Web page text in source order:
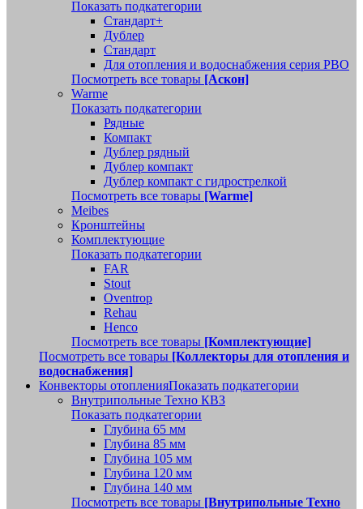
Показать подкатегории
Стандарт+
Дублер
Стандарт
Для отопления и водоснабжения серия РВО
Посмотреть все товары [Аскон]
Warme
Показать подкатегории
Рядные
Компакт
Дублер рядный
Дублер компакт
Дублер компакт с гидрострелкой
Посмотреть все товары [Warme]
Meibes
Кронштейны
Комплектующие
Показать подкатегории
FAR
Stout
Oventrop
Rehau
Henco
Посмотреть все товары [Комплектующие]
Посмотреть все товары [Коллекторы для отопления и
водоснабжения]
Конвекторы отопленияПоказать подкатегории
Внутрипольные Техно КВЗ
Показать подкатегории
Глубина 65 мм
Глубина 85 мм
Глубина 105 мм
Глубина 120 мм
Глубина 140 мм
Посмотреть все товары [Внутрипольные Техно